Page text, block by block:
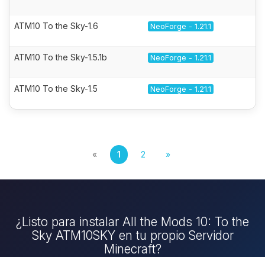
ATM10 To the Sky-1.6 NeoForge - 1.21.1
ATM10 To the Sky-1.5.1b NeoForge - 1.21.1
ATM10 To the Sky-1.5 NeoForge - 1.21.1
« 1 2 »
¿Listo para instalar All the Mods 10: To the
Sky ATM10SKY en tu propio Servidor
Minecraft?